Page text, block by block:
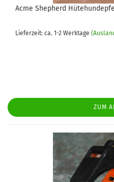
Acme Shepherd
Lieferzeit: ca. 1-2 Werktage
ZUM